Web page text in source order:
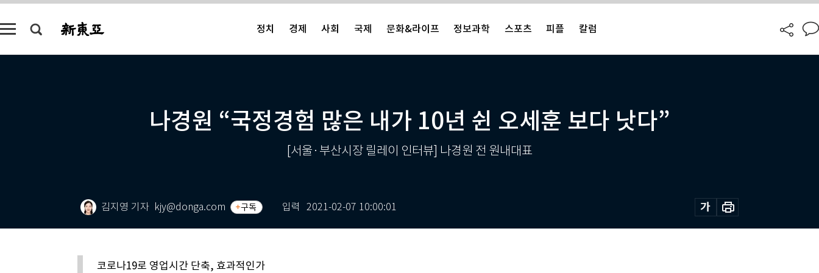
정치 경제 사회 국제 문화&라이프 정보과학 스포츠 피플 칼럼
나경원 “국정경험 많은 내가 10년 쉰 오세훈 보다 낫다”
[서울·부산시장 릴레이 인터뷰] 나경원 전 원내대표
김지영 기자 kjy@donga.com 구독 입력 2021-02-07 10:00:01
코로나19로 영업시간 단축, 효과적인가